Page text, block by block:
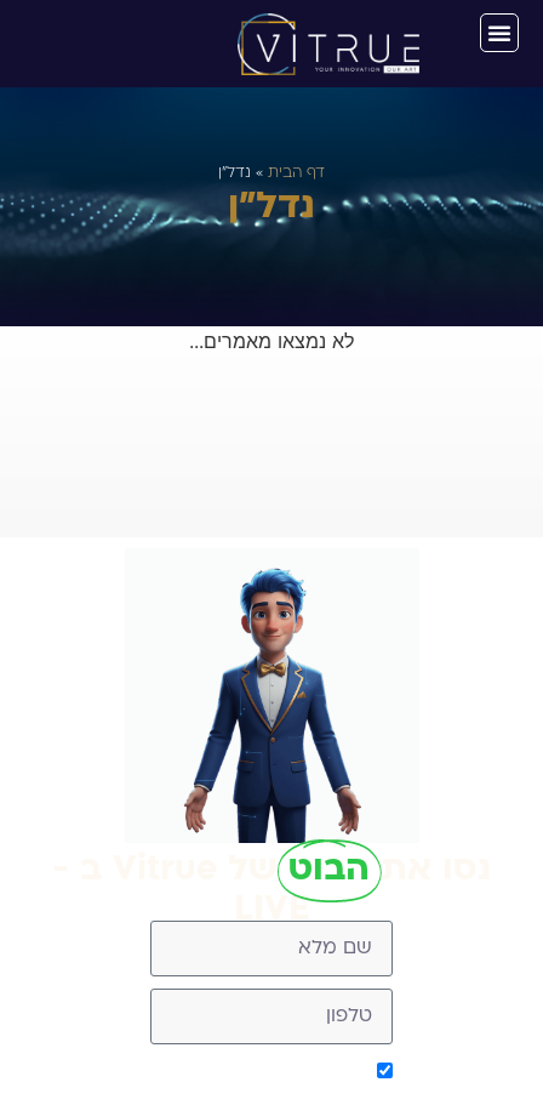
דף הבית » נדל"ן
נדל"ן
לא נמצאו מאמרים...
נסו את הבוט
LIVE